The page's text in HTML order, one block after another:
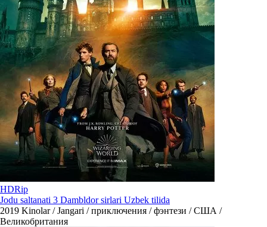
HDRip
Jodu saltanati 3 Dambldor sirlari Uzbek tilida
2019 Kinolar / Jangari / приключения / фэнтези / США /
Великобритания